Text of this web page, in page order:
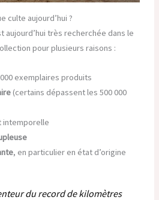
culte aujourd’hui ?
aujourd’hui très recherchée dans le
pour plusieurs raisons :
exemplaires produits
(certains dépassent les 500 000
, en particulier en état d’origine
du record de kilomètres